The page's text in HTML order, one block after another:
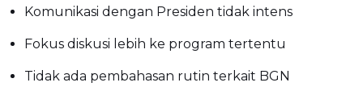
Komunikasi dengan Presiden tidak intens
Fokus diskusi lebih ke program tertentu
Tidak ada pembahasan rutin terkait BGN